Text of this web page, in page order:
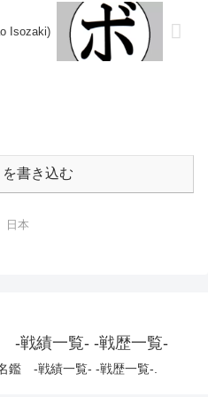
Isozaki)
書き込む
日本
-戦績一覧- -戦歴一覧-
鑑 -戦績一覧- -戦歴一覧-.